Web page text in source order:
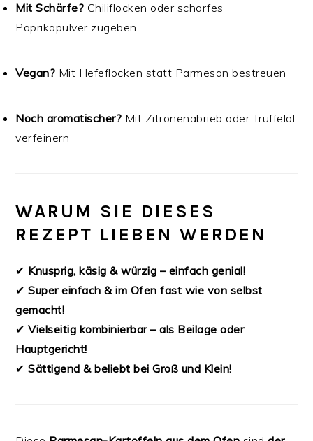
Mit Schärfe? Chiliflocken oder scharfes
Paprikapulver zugeben
Vegan? Mit Hefeflocken statt Parmesan bestreuen
Noch aromatischer? Mit Zitronenabrieb oder Trüffelöl
verfeinern
WARUM SIE DIESES
REZEPT LIEBEN WERDEN
✔ Knusprig, käsig & würzig – einfach genial!
✔Super einfach & im Ofen fast wie von selbst
gemacht!
✔Vielseitig kombinierbar – als Beilage oder
Hauptgericht!
✔Sättigend & beliebt bei Groß und Klein!